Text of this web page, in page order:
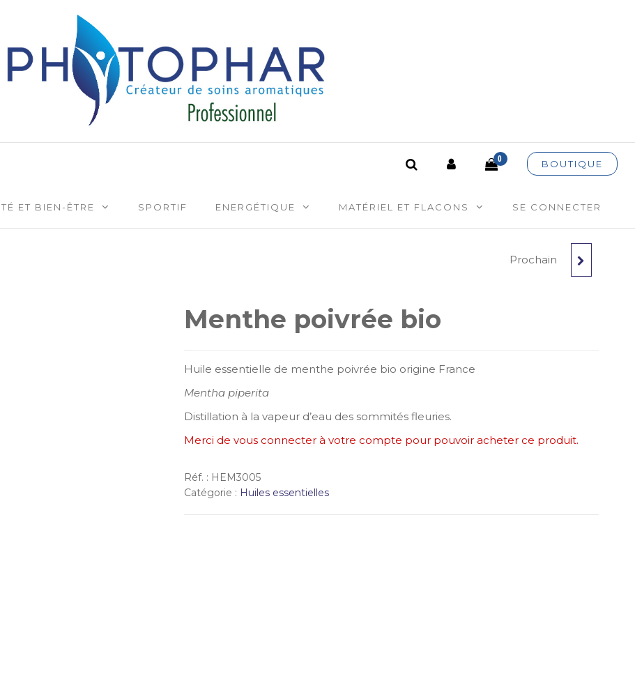
Créateur de soins aromatiques
BOUTIQUE
0
ET BIEN-ÊTRE SPORTIF ENERGÉTIQUE MATÉRIEL ET FLACONS SE CONNECTER
LAURIER NOBLE BIO
Prochain
Menthe poivrée bio
Huile essentielle de menthe poivrée bio origine France
Mentha piperita
Distillation à la vapeur d’eau des sommités fleuries.
Merci de vous connecter à votre compte pour pouvoir acheter ce produit.
Réf. : HEM3005
Catégorie : Huiles essentielles